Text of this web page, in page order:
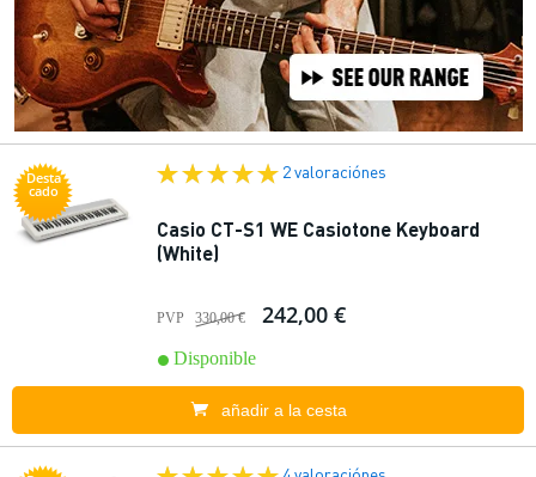
Desta
cado
2 valoraciónes
Casio CT-S1 WE Casiotone Keyboard
(White)
PVP 330,00 € 242,00 €
Disponible
añadir a la cesta